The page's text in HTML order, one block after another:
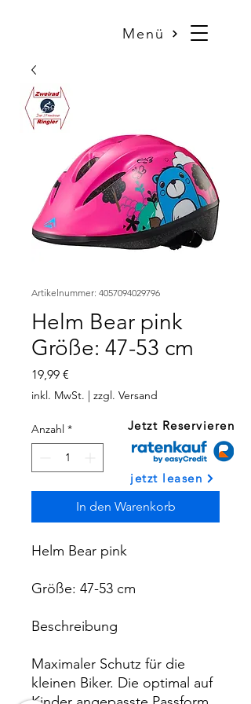
Menü
Artikelnummer: 4057094029796
Helm Bear pink
Größe: 47-53 cm
19,99 €
inkl. MwSt. | zzgl. Versand
Anzahl *
In den Warenkorb
Helm Bear pink
Größe: 47-53 cm
Beschreibung
Maximaler Schutz für die
kleinen Biker. Die optimal auf
Jetzt Reservieren
jetzt leasen